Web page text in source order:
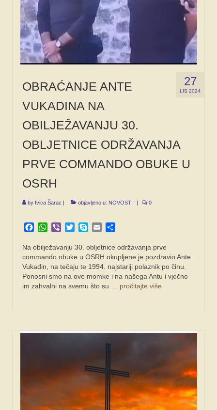
27
LIS 2024
OBRAĆANJE ANTE
VUKADINA NA
OBILJEŽAVANJU 30.
OBLJETNICE ODRŽAVANJA
PRVE COMMANDO OBUKE U
OSRH
by Ivica Šarac objavljeno u: NOVOSTI 0
Facebook
WhatsApp
Viber TwitterSkypeEmail
Na obilježavanju 30. obljetnice održavanja prve
commando obuke u OSRH okupljene je pozdravio Ante
Vukadin, na tečaju te 1994. najstariji polaznik po činu.
Ponosni smo na ove momke i na našega Antu i vječno
im zahvalni na svemu što su … pročitajte više